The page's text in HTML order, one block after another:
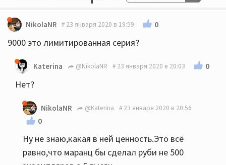
NikolaNR 23 января 2020 в 19:59 0
9000 это лимитированная серия?
Katerina @NikolaNR 23 января 2020 в 20:03 0
Нет?
NikolaNR @Katerina 23 января 2020 в 20:56
0
Ну не знаю,какая в ней ценность.Это всё
равно,что маранц бы сделал руби не 500